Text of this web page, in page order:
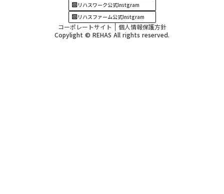
リハスワーク公式Instgram
リハスファーム公式Instgram
コーポレートサイト
個人情報保護方針
Copylight © REHAS All rights reserved.